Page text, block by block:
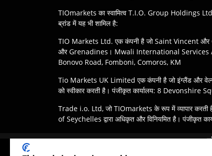
TIOmarkets का स्वामित्व T.I.O. Group Holdings
ब्रांड में यह भी शामिल है:
TIO Markets Ltd. एक कंपनी है जो Saint Vincent
और Grenadines। Mwali International Services
Bonovo Road, Fomboni, Comoros, KM
Tio Markets UK Limited एक कंपनी है जो इंग्लैंड और
को स्वीकार करती है। पंजीकृत कार्यालय: 8
Trade i.o. Ltd, जो TIOmarkets के रूप में व्यापार
of Seychelles द्वारा अधिकृत और विनियमित है।
अस्वीकरण: ग्राहकों की जिम्मेदारी है कि वे अपने
ये उत्पाद